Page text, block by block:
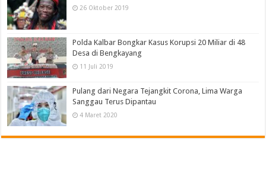
26 Oktober 2019
Polda Kalbar Bongkar Kasus Korupsi 20 Miliar di 48
Desa di Bengkayang
11 Juli 2019
Pulang dari Negara Tejangkit Corona, Lima Warga
Sanggau Terus Dipantau
4 Maret 2020